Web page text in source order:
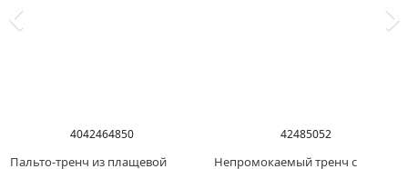
4042464850
Пальто-тренч из плащевой
42485052
Непромокаемый тренч с